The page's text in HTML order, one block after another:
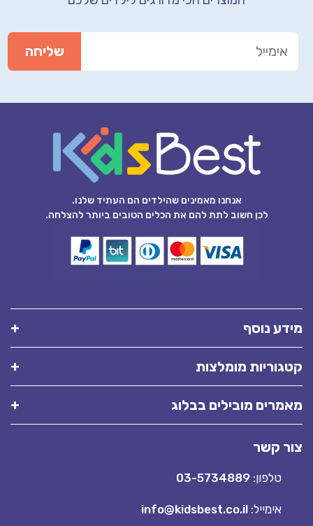
אנחנו מאמינים שהילדים הם העתיד שלנו.
לכן חשוב לתת להם את הכלים הטובים ביותר להצלחה.
מידע נוסף
קטגוריות מומלצות
מאמרים מובילים בבלוג
צור קשר
טלפון: 03-5734889
אימייל: info@kidsbest.co.il